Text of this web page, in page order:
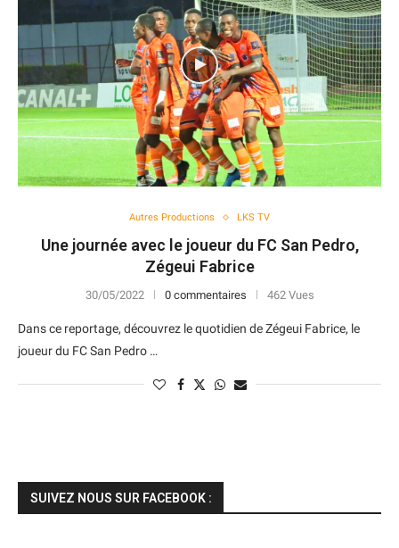
Autres Productions LKS TV
Une journée avec le joueur du FC San Pedro,
Zégeui Fabrice
30/05/2022 0 commentaires 462 Vues
Dans ce reportage, découvrez le quotidien de Zégeui Fabrice, le
joueur du FC San Pedro …
SUIVEZ NOUS SUR FACEBOOK :